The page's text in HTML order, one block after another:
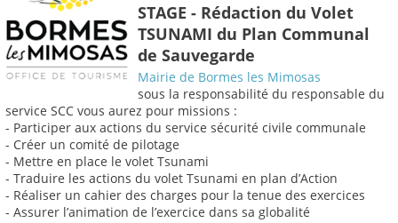
STAGE - Rédaction du Volet
TSUNAMI du Plan Communal
de Sauvegarde
Mairie de Bormes les Mimosas
sous la responsabilité du responsable du
service SCC vous aurez pour missions :
- Participer aux actions du service sécurité civile communale
- Créer un comité de pilotage
- Mettre en place le volet Tsunami
- Traduire les actions du volet Tsunami en plan d’Action
- Réaliser un cahier des charges pour la tenue des exercices
- Assurer l’animation de l’exercice dans sa globalité